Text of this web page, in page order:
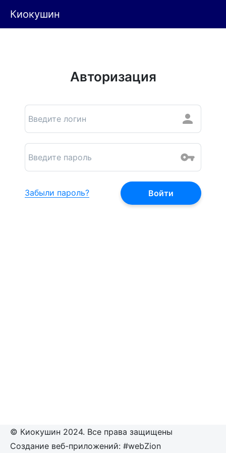
Киокушин
Авторизация
Забыли пароль?
© Киокушин 2024. Все права защищены
Создание веб-приложений: #webZion